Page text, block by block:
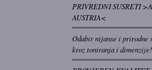
PRIVREDNI SUSRETI
AUSTRIA<
Odabir nijanse i prirodne
kroz toniranja i dimenzije!